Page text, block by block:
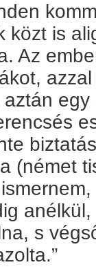
közt is
Az
(német
s